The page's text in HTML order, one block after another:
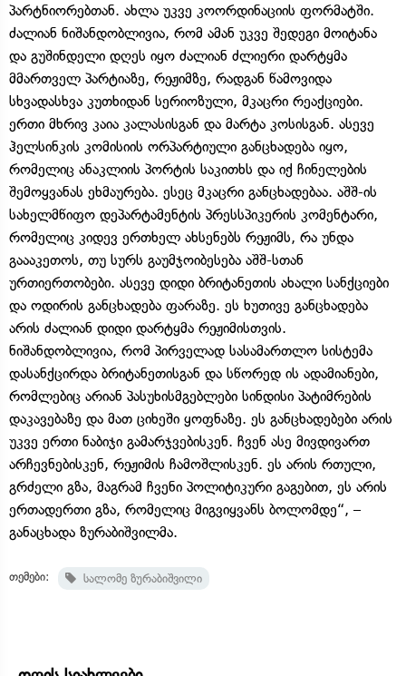
პარტნიორებთან. ახლა უკვე კოორდინაციის ფორმატში.
ძალიან ნიშანდობლივია, რომ ამან უკვე შედეგი მოიტანა
და გუშინდელი დღეს იყო ძალიან ძლიერი დარტყმა
მმართველ პარტიაზე, რეჟიმზე, რადგან წამოვიდა
სხვადასხვა კუთხიდან სერიოზული, მკაცრი რეაქციები.
ერთი მხრივ კაია კალასისგან და მარტა კოსისგან. ასევე
ჰელსინკის კომისიის ორპარტიული განცხადება იყო,
რომელიც ანაკლიის პორტის საკითხს და იქ ჩინელების
შემოყვანას ეხმაურება. ესეც მკაცრი განცხადებაა. აშშ-ის
სახელმწიფო დეპარტამენტის პრესსპიკერის კომენტარი,
რომელიც კიდევ ერთხელ ახსენებს რეჟიმს, რა უნდა
გაააკეთოს, თუ სურს გაუმჯოიბესება აშშ-სთან
ურთიერთობები. ასევე დიდი ბრიტანეთის ახალი სანქციები
და ოდირის განცხადება ფარაზე. ეს ხუთივე განცხადება
არის ძალიან დიდი დარტყმა რეჟიმისთვის.
ნიშანდობლივია, რომ პირველად სასამართლო სისტემა
დასანქცირდა ბრიტანეთისგან და სწორედ ის ადამიანები,
რომლებიც არიან პასუხისმგებლები სინდისი პატიმრების
დაკავებაზე და მათ ციხეში ყოფნაზე. ეს განცხადებები არის
უკვე ერთი ნაბიჯი გამარჯვებისკენ. ჩვენ ასე მივდივართ
არჩევნებისკენ, რეჟიმის ჩამოშლისკენ. ეს არის რთული,
გრძელი გზა, მაგრამ ჩვენი პოლიტიკური გაგებით, ეს არის
ერთადერთი გზა, რომელიც მიგვიყვანს ბოლომდე“, –
განაცხადა ზურაბიშვილმა.
თემები: სალომე ზურაბიშვილი